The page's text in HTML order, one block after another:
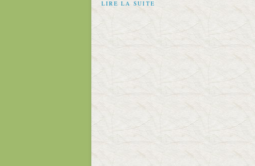
LIRE LA SUITE